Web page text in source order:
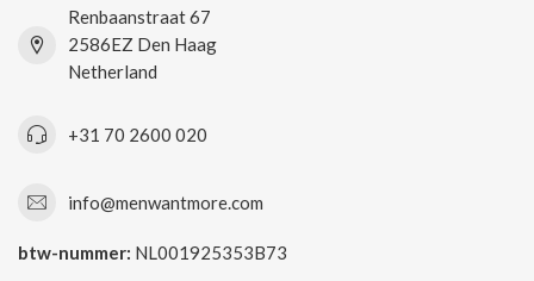
Renbaanstraat 67
2586EZ Den Haag
Netherland
+31 70 2600 020
info@menwantmore.com
btw-nummer: NL001925353B73